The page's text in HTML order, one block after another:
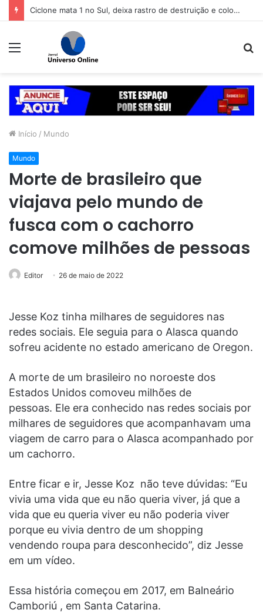
Ciclone mata 1 no Sul, deixa rastro de destruição e coloca 11 estados em alerta
Menu
Início / Mundo
Mundo
Morte de brasileiro que
viajava pelo mundo de
fusca com o cachorro
comove milhões de pessoas
Editor 26 de maio de 2022
Jesse Koz tinha milhares de seguidores nas
redes sociais. Ele seguia para o Alasca quando
sofreu acidente no estado americano de Oregon.
A morte de um brasileiro no noroeste dos
Estados Unidos comoveu milhões de
pessoas. Ele era conhecido nas redes sociais por
milhares de seguidores que acompanhavam uma
viagem de carro para o Alasca acompanhado por
um cachorro.
Entre ficar e ir, Jesse Koz não teve dúvidas: “Eu
vivia uma vida que eu não queria viver, já que a
vida que eu queria viver eu não poderia viver
porque eu vivia dentro de um shopping
vendendo roupa para desconhecido”, diz Jesse
em um vídeo.
Essa história começou em 2017, em Balneário
Camboriú , em Santa Catarina.